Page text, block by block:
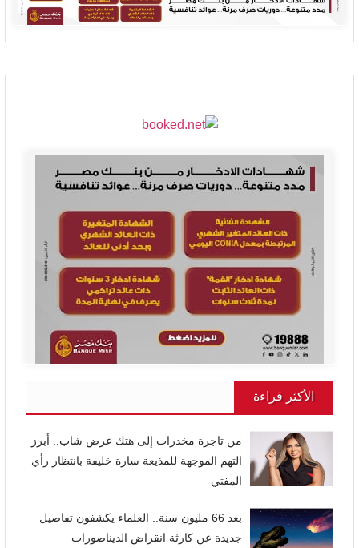
الأكثر قراءة
من تاجرة مخدرات إلى هتك عرض شاب.. أبرز
التهم الموجهة للمذيعة سارة خليفة بانتظار رأي
المفتي
بعد 66 مليون سنة.. العلماء يكشفون تفاصيل
جديدة عن كارثة انقراض الديناصورات